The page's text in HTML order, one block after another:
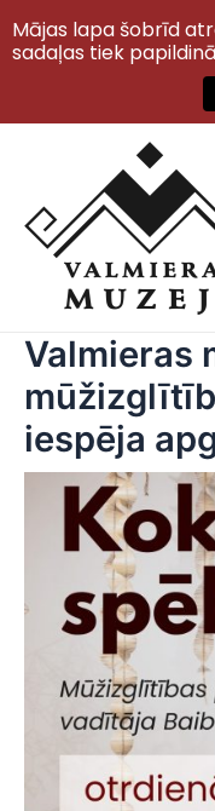
Valmieras
iespēja
Mājas lapa šobrīd
sadaļas tiek